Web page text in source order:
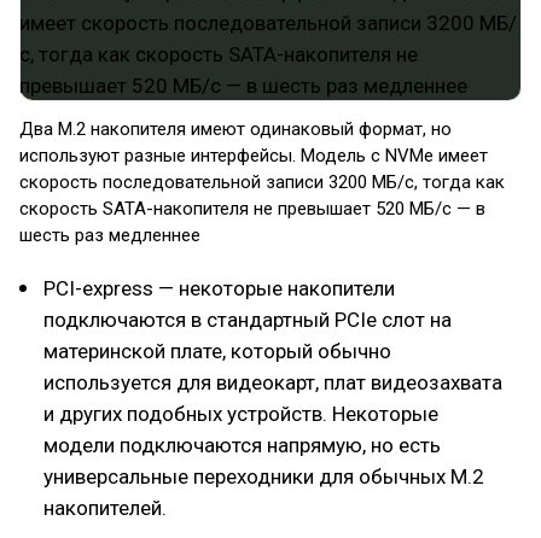
Два M.2 накопителя имеют одинаковый формат, но
используют разные интерфейсы. Модель с NVMe имеет
скорость последовательной записи 3200 МБ/с, тогда как
скорость SATA-накопителя не превышает 520 МБ/с — в
шесть раз медленнее
PCI-express — некоторые накопители
подключаются в стандартный PCIe слот на
материнской плате, который обычно
используется для видеокарт, плат видеозахвата
и других подобных устройств. Некоторые
модели подключаются напрямую, но есть
универсальные переходники для обычных M.2
накопителей.